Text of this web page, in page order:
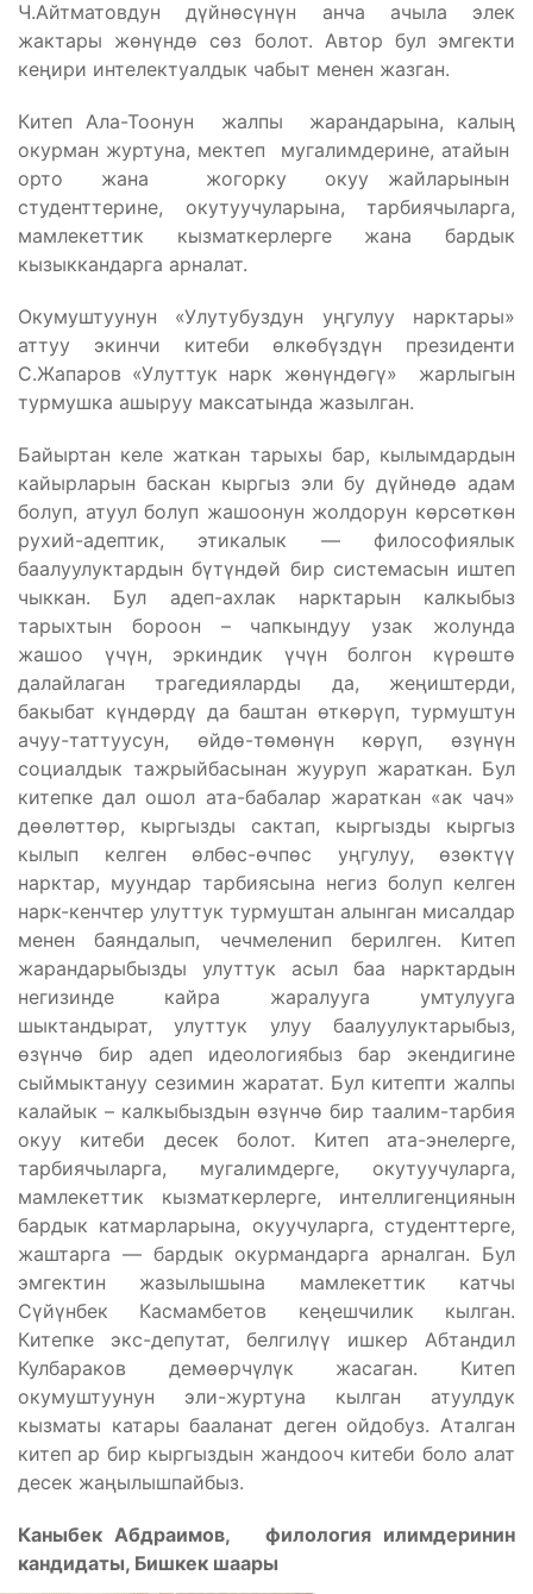
Ч.Айтматовдун дүйнөсүнүн анча ачыла элек
жактары жөнүндө сөз болот. Автор бул эмгекти
кеңири интелектуалдык чабыт менен жазган.
Китеп Ала-Тоонун жалпы жарандарына, калың
окурман журтуна, мектеп мугалимдерине, атайын
орто жана жогорку окуу жайларынын
студенттерине, окутуучуларына, тарбиячыларга,
мамлекеттик кызматкерлерге жана бардык
кызыккандарга арналат.
Окумуштуунун «Улутубуздун уңгулуу нарктары»
аттуу экинчи китеби өлкөбүздүн президенти
С.Жапаров «Улуттук нарк жөнүндөгү» жарлыгын
турмушка ашыруу максатында жазылган.
Байыртан келе жаткан тарыхы бар, кылымдардын
кайырларын баскан кыргыз эли бу дүйнөдө адам
болуп, атуул болуп жашоонун жолдорун көрсөткөн
рухий-адептик, этикалык — философиялык
баалуулуктардын бүтүндөй бир системасын иштеп
чыккан. Бул адеп-ахлак нарктарын калкыбыз
тарыхтын бороон – чапкындуу узак жолунда
жашоо үчүн, эркиндик үчүн болгон күрөштө
далайлаган трагедияларды да, жеңиштерди,
бакыбат күндөрдү да баштан өткөрүп, турмуштун
ачуу-таттуусун, өйдө-төмөнүн көрүп, өзүнүн
социалдык тажрыйбасынан жууруп жараткан. Бул
китепке дал ошол ата-бабалар жараткан «ак чач»
дөөлөттөр, кыргызды сактап, кыргызды кыргыз
кылып келген өлбөс-өчпөс уңгулуу, өзөктүү
нарктар, муундар тарбиясына негиз болуп келген
нарк-кенчтер улуттук турмуштан алынган мисалдар
менен баяндалып, чечмеленип берилген. Китеп
жарандарыбызды улуттук асыл баа нарктардын
негизинде кайра жаралууга умтулууга
шыктандырат, улуттук улуу баалуулуктарыбыз,
өзүнчө бир адеп идеологиябыз бар экендигине
сыймыктануу сезимин жаратат. Бул китепти жалпы
калайык – калкыбыздын өзүнчө бир таалим-тарбия
окуу китеби десек болот. Китеп ата-энелерге,
тарбиячыларга, мугалимдерге, окутуучуларга,
мамлекеттик кызматкерлерге, интеллигенциянын
бардык катмарларына, окуучуларга, студенттерге,
жаштарга — бардык окурмандарга арналган. Бул
эмгектин жазылышына мамлекеттик катчы
Сүйүнбек Касмамбетов кеңешчилик кылган.
Китепке экс-депутат, белгилүү ишкер Абтандил
Кулбараков демөөрчүлүк жасаган. Китеп
окумуштуунун эли-журтуна кылган атуулдук
кызматы катары бааланат деген ойдобуз. Аталган
китеп ар бир кыргыздын жандооч китеби боло алат
десек жаңылышпайбыз.
Каныбек Абдраимов, филология илимдеринин
кандидаты, Бишкек шаары